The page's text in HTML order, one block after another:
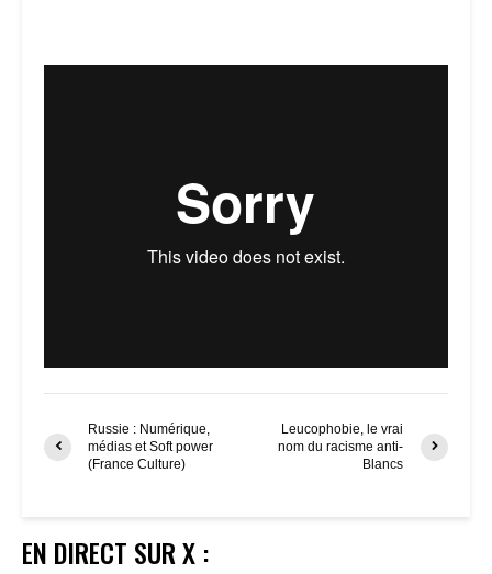
Russie : Numérique,
médias et Soft power
(France Culture)
Leucophobie, le vrai
nom du racisme anti-
Blancs
EN DIRECT SUR X :